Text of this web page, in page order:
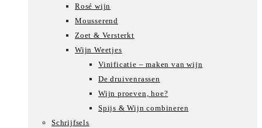
Rosé wijn
Mousserend
Zoet & Versterkt
Wijn Weetjes
Vinificatie – maken van wijn
De druivenrassen
Wijn proeven, hoe?
Spijs & Wijn combineren
Schrijfsels